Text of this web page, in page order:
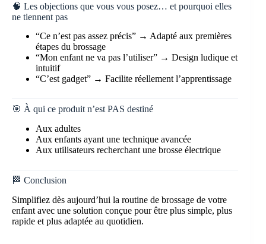
🧠 Les objections que vous vous posez… et pourquoi elles
ne tiennent pas
“Ce n’est pas assez précis” → Adapté aux premières
étapes du brossage
“Mon enfant ne va pas l’utiliser” → Design ludique et
intuitif
“C’est gadget” → Facilite réellement l’apprentissage
🎯 À qui ce produit n’est PAS destiné
Aux adultes
Aux enfants ayant une technique avancée
Aux utilisateurs recherchant une brosse électrique
🏁 Conclusion
Simplifiez dès aujourd’hui la routine de brossage de votre
enfant avec une solution conçue pour être plus simple, plus
rapide et plus adaptée au quotidien.